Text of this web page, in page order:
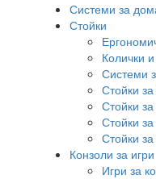
Системи за
Стойки
Колички
Системи
Стойки
Стойки
Стойки
Стойки
Конзоли за игри
Игри за